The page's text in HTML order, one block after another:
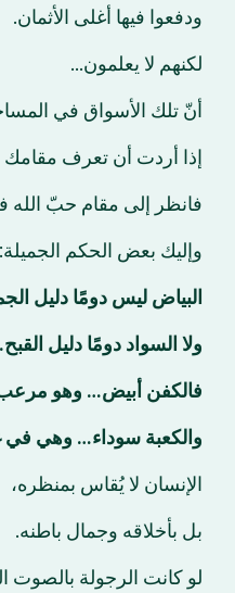
ودفعوا فيها أغلى الأثمان.
لكنهم لا يعلمون…
أنّ تلك الأسواق في
إذا أردت أن تعرف مقامك
فانظر إلى مقام حبّ الله
وإليك بعض الحكم الجميلة:
البياض ليس دومًا دليل
ولا السواد دومًا دليل القبح.
فالكفن أبيض… وهو
والكعبة سوداء… وهي في
الإنسان لا يُقاس بمنظره،
بل بأخلاقه وجمال باطنه.
لو كانت الرجولة بالصوت